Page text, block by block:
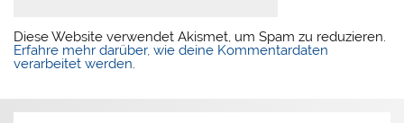
Diese Website verwendet Akismet, um Spam zu reduzieren.
Erfahre mehr darüber, wie deine Kommentardaten
verarbeitet werden.